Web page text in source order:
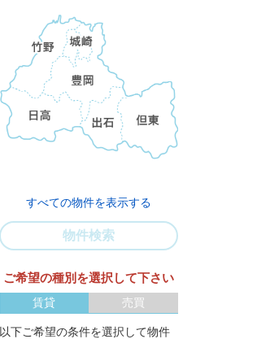
すべての物件を表示する
物件検索
ご希望の種別を選択して下さい
賃貸 売買
以下ご希望の条件を選択して物件